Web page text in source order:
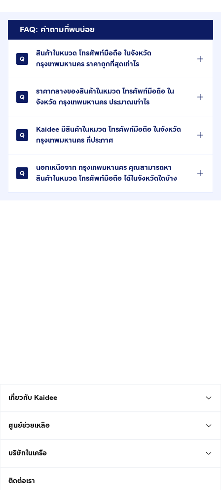
FAQ: คำถามที่พบบ่อย
สินค้าในหมวด โทรศัพท์มือถือ ในจังหวัด
กรุงเทพมหานคร ราคาถูกที่สุดเท่าไร
ราคากลางของสินค้าในหมวด โทรศัพท์มือถือ ใน
จังหวัด กรุงเทพมหานคร ประมาณเท่าไร
Kaidee มีสินค้าในหมวด โทรศัพท์มือถือ ในจังหวัด
กรุงเทพมหานคร กี่ประกาศ
นอกเหนือจาก กรุงเทพมหานคร คุณสามารถหา
สินค้าในหมวด โทรศัพท์มือถือ ได้ในจังหวัดใดบ้าง
เกี่ยวกับ Kaidee
ศูนย์ช่วยเหลือ
บริษัทในเครือ
ติดต่อเรา